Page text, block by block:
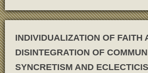
INDIVIDUALIZATION OF FAITH
DISINTEGRATION OF
SYNCRETISM AND